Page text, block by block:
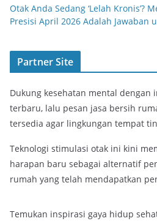
Otak Anda Sedang ‘Lelah Kronis’?
Presisi April 2026 Adalah Jawaban
Partner Site
Dukung kesehatan mental dengan
terbaru, lalu pesan jasa bersih
tersedia agar lingkungan tempat
Teknologi stimulasi otak ini kini
harapan baru sebagai alternatif
rumah yang telah mendapatkan
Temukan inspirasi gaya hidup